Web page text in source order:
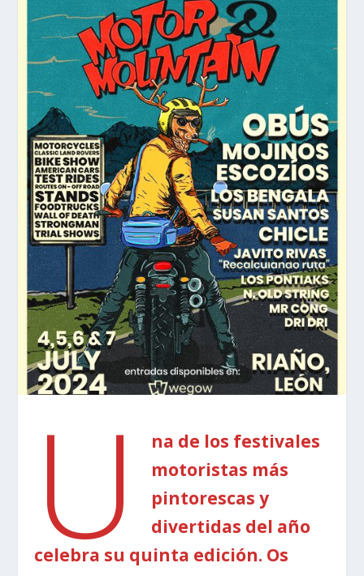
U
na de los festivales
motoristas más
pintorescas y
divertidas del año
celebra su quinta edición. Os